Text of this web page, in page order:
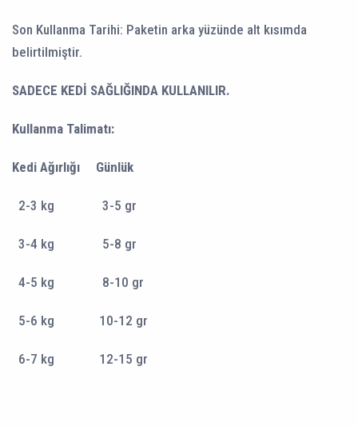
Son Kullanma Tarihi: Paketin arka yüzünde alt kısımda
belirtilmiştir.
SADECE KEDİ SAĞLIĞINDA KULLANILIR.
Kullanma Talimatı:
Kedi Ağırlığı Günlük
2-3 kg 3-5 gr
3-4 kg 5-8 gr
4-5 kg 8-10 gr
5-6 kg 10-12 gr
6-7 kg 12-15 gr